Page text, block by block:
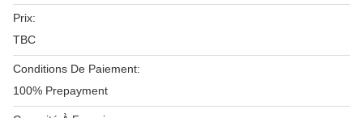
Prix:
TBC
Conditions De Paiement:
100% Prepayment